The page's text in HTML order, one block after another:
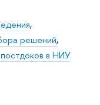
,
решений,
в НИУ